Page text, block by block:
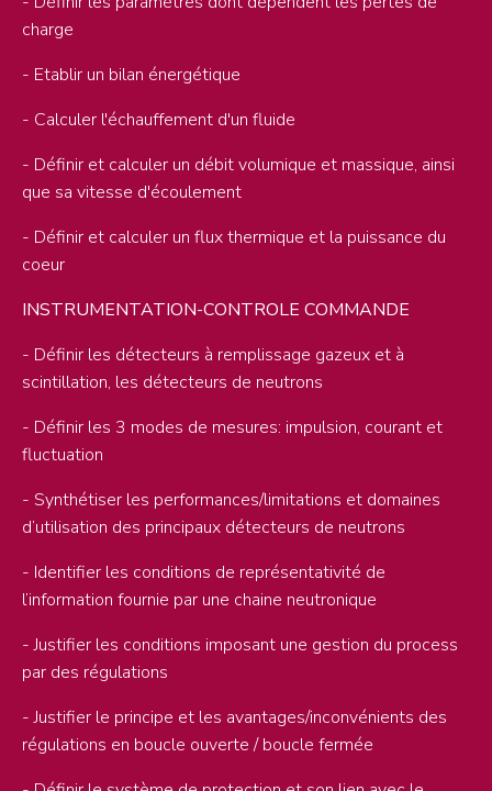
charge
- Etablir un bilan énergétique
- Calculer l'échauffement d'un fluide
- Définir et calculer un débit volumique et massique, ainsi
que sa vitesse d'écoulement
- Définir et calculer un flux thermique et la puissance du
coeur
INSTRUMENTATION-CONTROLE COMMANDE
- Définir les détecteurs à remplissage gazeux et à
scintillation, les détecteurs de neutrons
- Définir les 3 modes de mesures: impulsion, courant et
fluctuation
- Synthétiser les performances/limitations et domaines
d’utilisation des principaux détecteurs de neutrons
- Identifier les conditions de représentativité de
l’information fournie par une chaine neutronique
- Justifier les conditions imposant une gestion du process
par des régulations
- Justifier le principe et les avantages/inconvénients des
régulations en boucle ouverte / boucle fermée